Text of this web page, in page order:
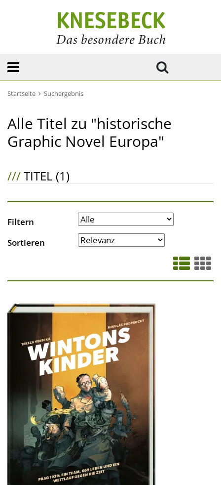
Startseite Suchergebnis
Alle Titel zu "historische
Graphic Novel Europa"
///TITEL (1)
Filtern
Sortieren